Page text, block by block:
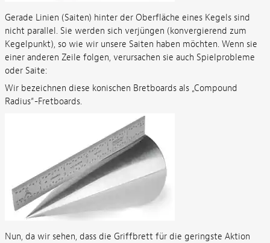
Gerade Linien (Saiten) hinter der Oberfläche eines Kegels sind
nicht parallel. Sie werden sich verjüngen (konvergierend zum
Kegelpunkt), so wie wir unsere Saiten haben möchten. Wenn sie
einer anderen Zeile folgen, verursachen sie auch Spielprobleme
oder Saite:
Wir bezeichnen diese konischen Bretboards als „Compound
Radius“-Fretboards.
Nun, da wir sehen, dass die Griffbrett für die geringste Aktion